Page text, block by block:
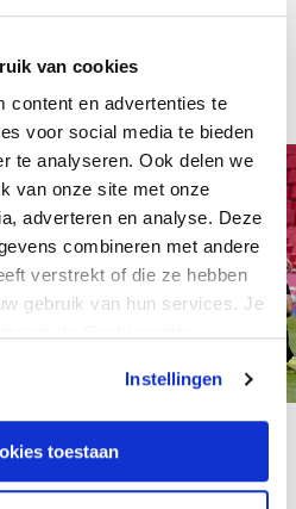
van cookies
content en advertenties te
voor social media te bieden
te analyseren. Ook delen we
van onze site met onze
adverteren en analyse. Deze
combineren met andere
verstrekt of die ze hebben
gebruik van hun services. Je
Instellingen
toestaan
de vorige
van